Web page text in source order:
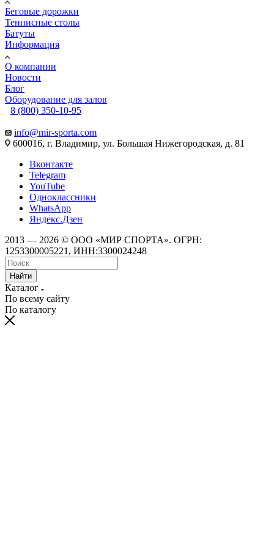
Беговые дорожки
Теннисные столы
Батуты
Информация
О компании
Новости
Блог
Оборудование для залов
8 (800) 350-10-95
info@mir-sporta.com
600016, г. Владимир, ул. Большая Нижегородская, д. 81
Вконтакте
Telegram
YouTube
Одноклассники
WhatsApp
Яндекс.Дзен
2013 — 2026 © ООО «МИР СПОРТА». ОГРН:
1253300005221, ИНН:3300024248
Найти
Каталог
По всему сайту
По каталогу